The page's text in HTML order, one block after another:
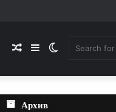
Switch
Sidebar
Random
Article
Архив